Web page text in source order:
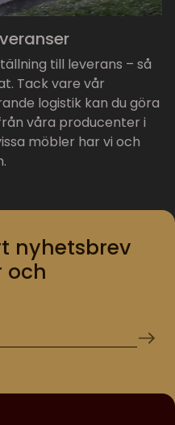
till leverans – så
Tack vare vår
logistik kan du göra
våra producenter i
möbler har vi och
nyhetsbrev
och